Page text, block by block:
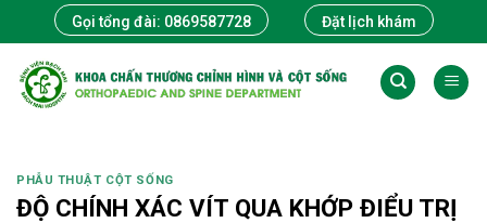
to
content
Gọi tổng đài: 0869587728 Đặt lịch khám
PHẪU THUẬT CỘT SỐNG
ĐỘ CHÍNH XÁC VÍT QUA KHỚP ĐIỂU TRỊ